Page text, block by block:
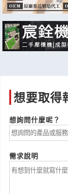
產業:貿易報關
來自:張OO 詢價
時間:08/07 13:40
時間:08/07 13:38
**@wsh-pl.com
一日租車自駕 以下
產業:車輛輪胎保修
來自:黃OO 詢價
時間:08/07 13:38
想要取得
想詢問什麼呢？
需求說明